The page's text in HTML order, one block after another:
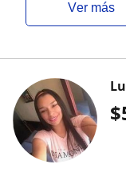
ver más
$